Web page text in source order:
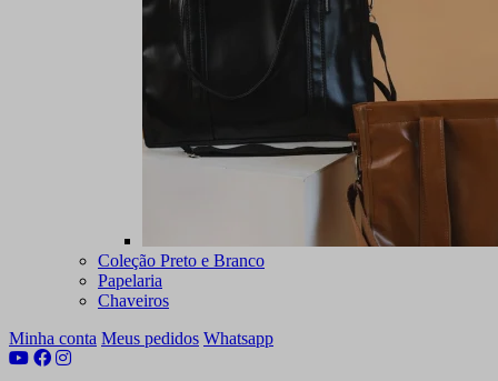
Coleção Preto e Branco
Papelaria
Chaveiros
Minha conta Meus pedidos Whatsapp